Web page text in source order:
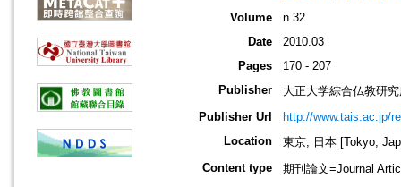
Volume
n.32
Date
2010.03
Pages
170 - 207
Publisher
大正大学綜合仏教研
Publisher Url
http://www.tais.ac.jp/
Location
東京, 日本 [Tokyo,
Content type
期刊論文=Journal